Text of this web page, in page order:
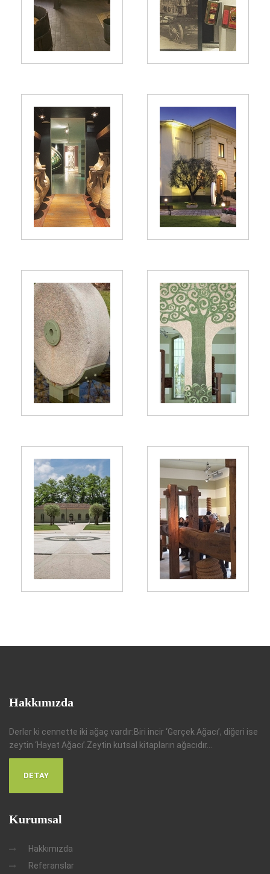
Hakkımızda
Derler ki cennette iki ağaç vardır:Biri incir ‘Gerçek Ağacı’, diğeri ise
zeytin ‘Hayat Ağacı’.Zeytin kutsal kitapların ağacıdır...
DETAY
Kurumsal
Hakkımızda
Referanslar